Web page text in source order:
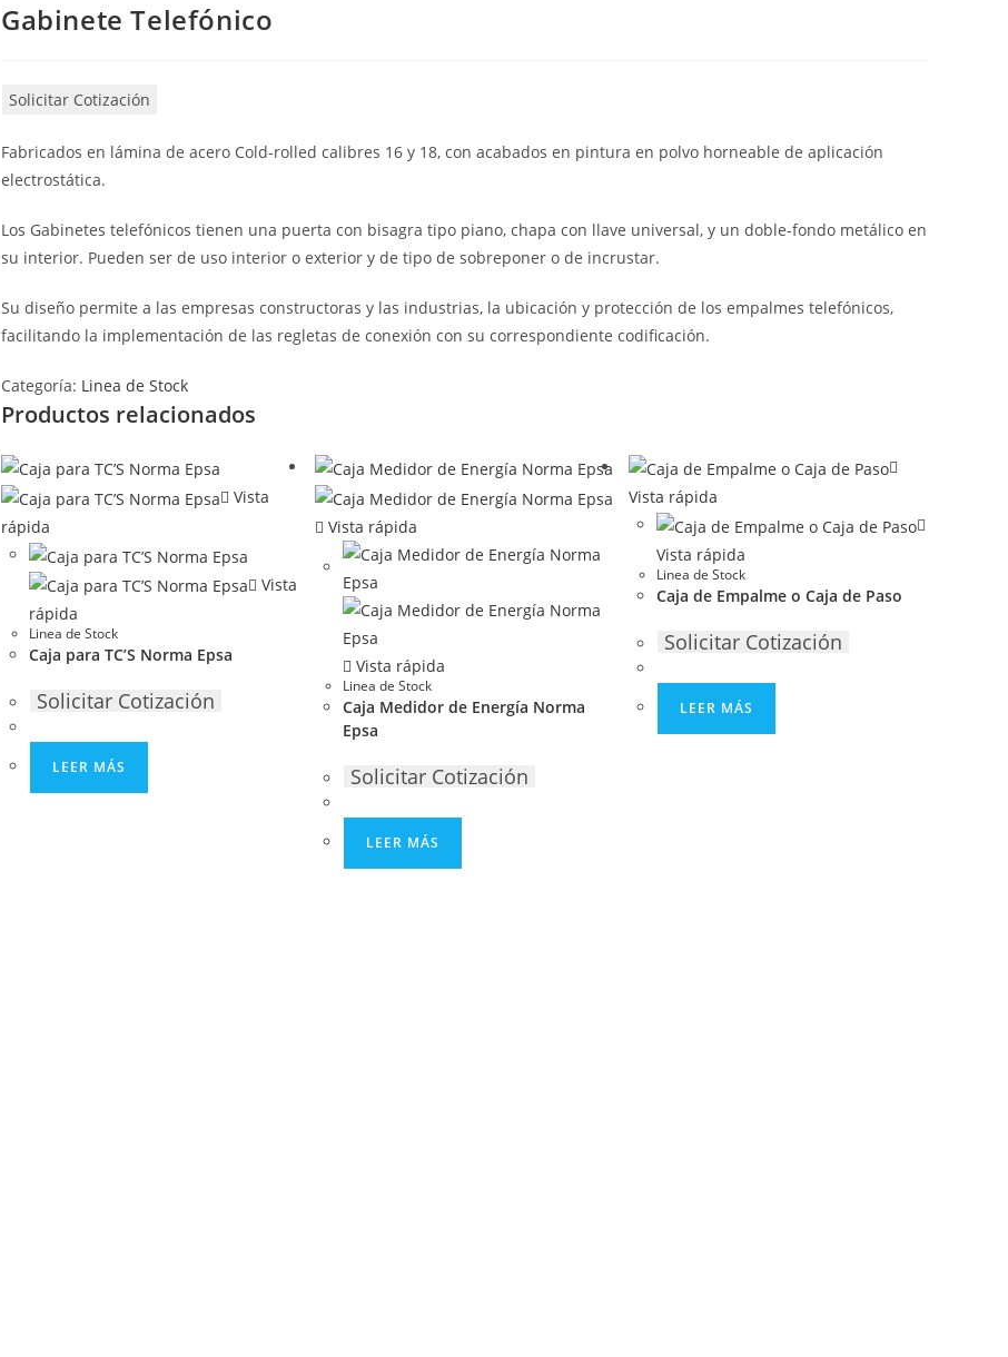
Gabinete Telefónico
Solicitar Cotización
Fabricados en lámina de acero Cold-rolled calibres 16 y 18, con acabados en pintura en polvo horneable de aplicación
electrostática.
Los Gabinetes telefónicos tienen una puerta con bisagra tipo piano, chapa con llave universal, y un doble-fondo metálico en
su interior. Pueden ser de uso interior o exterior y de tipo de sobreponer o de incrustar.
Su diseño permite a las empresas constructoras y las industrias, la ubicación y protección de los empalmes telefónicos,
facilitando la implementación de las regletas de conexión con su correspondiente codificación.
Categoría: Linea de Stock
Productos relacionados
Vista
rápida
Vista
rápida
Linea de Stock
Caja para TC’S Norma Epsa
Solicitar Cotización
LEER MÁS
Vista rápida
Vista rápida
Linea de Stock
Caja Medidor de Energía Norma
Epsa
Solicitar Cotización
LEER MÁS
Vista rápida
Vista rápida
Linea de Stock
Caja de Empalme o Caja de Paso
Solicitar Cotización
LEER MÁS